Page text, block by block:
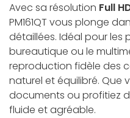
Avec sa résolution Full
PM161QT vous plonge
détaillées. Idéal pour les
bureautique ou le
reproduction fidèle des
naturel et équilibré. Que
documents ou profitiez
fluide et agréable.